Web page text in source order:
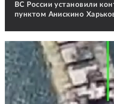
ВС России установили
пунктом Анискино